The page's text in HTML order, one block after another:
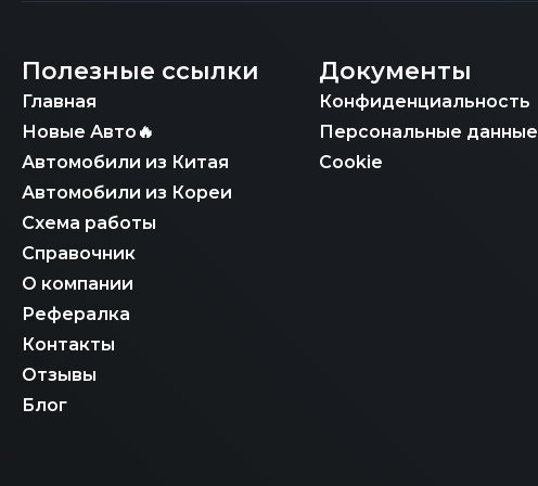
Полезные ссылки
Главная
Новые Авто🔥
Автомобили из Китая
Автомобили из Кореи
Схема работы
Справочник
О компании
Рефералка
Контакты
Отзывы
Блог
Документы
Конфиденциальность
Персональные данные
Cookie